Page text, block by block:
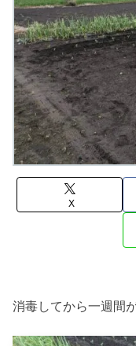
X
消毒してから一週間